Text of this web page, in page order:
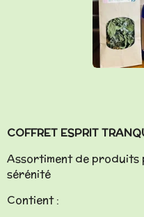
COFFRET ESPRIT
Assortiment de produits
sérénité
Contient :